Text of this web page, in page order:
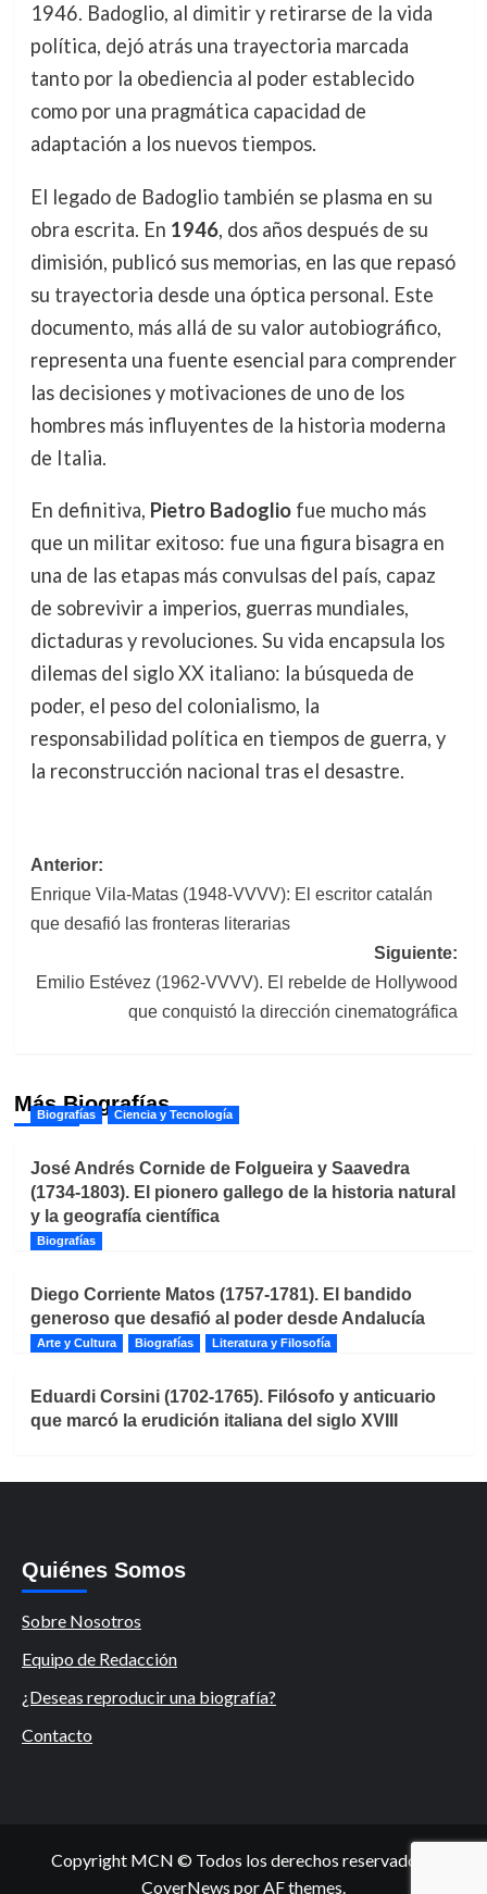
1946. Badoglio, al dimitir y retirarse de la vida
política, dejó atrás una trayectoria marcada
tanto por la obediencia al poder establecido
como por una pragmática capacidad de
adaptación a los nuevos tiempos.
El legado de Badoglio también se plasma en su
obra escrita. En 1946, dos años después de su
dimisión, publicó sus memorias, en las que repasó
su trayectoria desde una óptica personal. Este
documento, más allá de su valor autobiográfico,
representa una fuente esencial para comprender
las decisiones y motivaciones de uno de los
hombres más influyentes de la historia moderna
de Italia.
En definitiva, Pietro Badogliofue mucho más
que un militar exitoso: fue una figura bisagra en
una de las etapas más convulsas del país, capaz
de sobrevivir a imperios, guerras mundiales,
dictaduras y revoluciones. Su vida encapsula los
dilemas del siglo XX italiano: la búsqueda de
poder, el peso del colonialismo, la
responsabilidad política en tiempos de guerra, y
la reconstrucción nacional tras el desastre.
Navegación
de
entradas
Anterior:
Enrique Vila-Matas (1948-VVVV): El escritor catalán
que desafió las fronteras literarias
Siguiente:
Emilio Estévez (1962-VVVV). El rebelde de Hollywood
que conquistó la dirección cinematográfica
Más Biografías
Biografías Ciencia y Tecnología
José Andrés Cornide de Folgueira y Saavedra
(1734-1803). El pionero gallego de la historia natural
y la geografía científica
Biografías
Diego Corriente Matos (1757-1781). El bandido
generoso que desafió al poder desde Andalucía
Arte y Cultura Biografías Literatura y Filosofía
Eduardi Corsini (1702-1765). Filósofo y anticuario
que marcó la erudición italiana del siglo XVIII
Quiénes Somos
Sobre Nosotros
Equipo de Redacción
¿Deseas reproducir una biografía?
Contacto
Copyright MCN © Todos los derechos reservados.
CoverNews por AF themes.